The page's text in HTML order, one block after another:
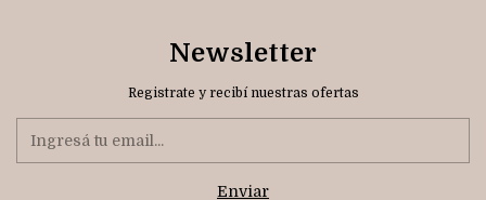
Newsletter
Registrate y recibí nuestras ofertas